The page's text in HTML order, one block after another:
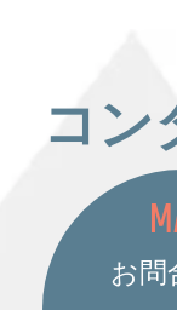
コン
お問